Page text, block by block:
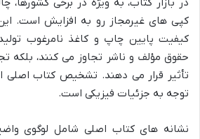
کپی های غیرمجاز رو به افزایش است.
کیفیت پایین چاپ و کاغذ نامرغوب
حقوق مؤلف و ناشر تجاوز می کنند، بلکه
تأثیر قرار می دهند. تشخیص کتاب اصلی
توجه به جزئیات فیزیکی است.
نشانه های کتاب اصلی شامل لوگوی